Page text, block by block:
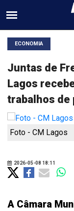
ECONOMIA
Juntas de
Lagos
trabalhos de
Foto - CM Lagos
2026-05-08 18:11
A Câmara